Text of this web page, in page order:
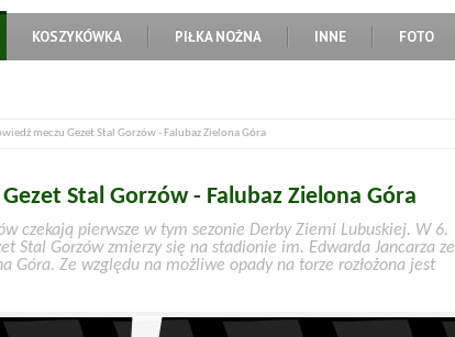
KOSZYKÓWKA PIŁKA NOŻNA INNE FOTO
meczu Gezet Stal Gorzów - Falubaz Zielona Góra
Stal Gorzów - Falubaz Zielona Góra
czekają pierwsze w tym sezonie Derby Ziemi Lubuskiej. W 6.
Stal Gorzów zmierzy się na stadionie im. Edwarda Jancarza ze
Góra. Ze względu na możliwe opady na torze rozłożona jest